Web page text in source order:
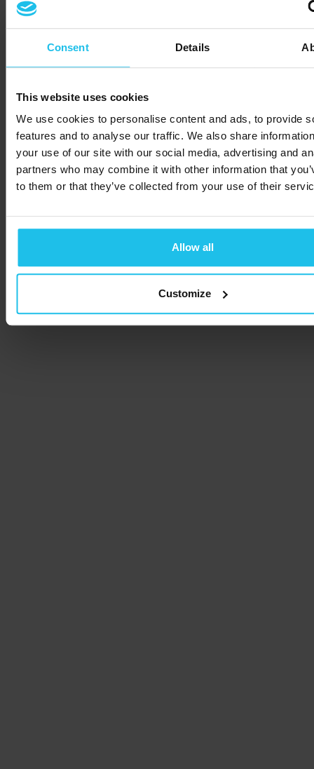
Consent Details
This website uses cookies
We use cookies to personalise content and ads, to provide
features and to analyse our traffic. We also share
your use of our site with our social media, advertising and
partners who may combine it with other information that
to them or that they’ve collected from your use of their
Allow all
Customize